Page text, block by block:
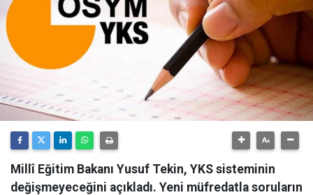
Millî Eğitim Bakanı Yusuf Tekin, YKS sisteminin
değişmeyeceğini açıkladı. Yeni müfredatla soruların